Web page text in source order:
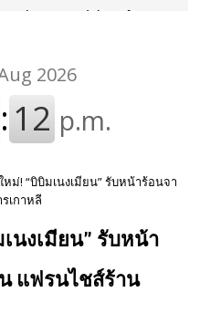
หม่! “บิบิมเนงเมียน” รับหน้าร้อนจา
เกาหลี
นงเมียน” รับหน้า
แฟรนไชส์ร้าน